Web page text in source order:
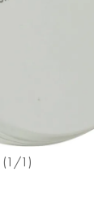
1 /1)